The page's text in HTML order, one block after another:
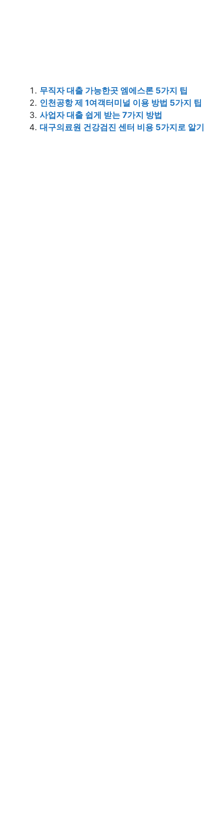
무직자 대출 가능한곳 엠에스론 5가지 팁
인천공항 제 1여객터미널 이용 방법 5가지 팁
사업자 대출 쉽게 받는 7가지 방법
대구의료원 건강검진 센터 비용 5가지로 알기